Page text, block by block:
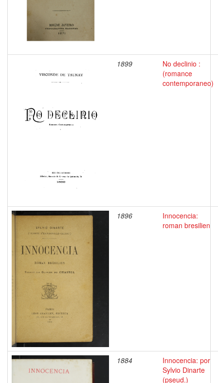
1899
No declinio :
(romance
contemporaneo)
1896
Innocencia:
roman bresilien
1884
Innocencia: por
Sylvio Dinarte
(pseud.)